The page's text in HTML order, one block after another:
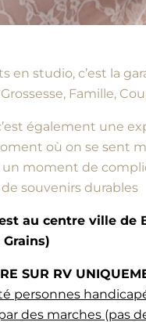
en studio, c’est la
Famille,
également une
où on se sent
un moment de
souvenirs durables
au centre ville de
SUR RV
personnes
des marches (pas